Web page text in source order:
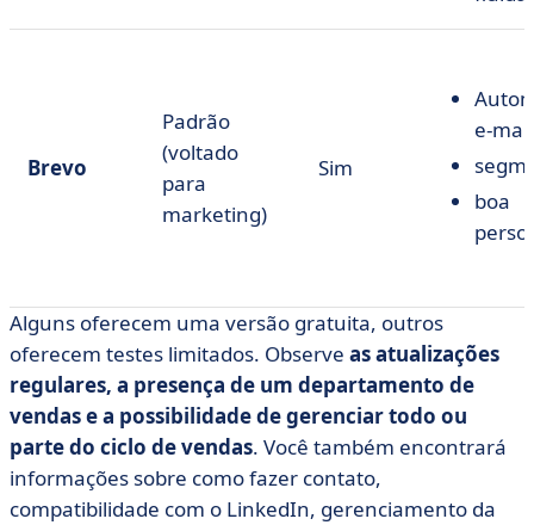
Brevo
Padrão
(voltado
para
marketing)
Sim
e-
boa
Alguns oferecem uma versão gratuita, outros
oferecem testes limitados. Observe as atualizações
regulares, a presença de um departamento de
vendas e a possibilidade de gerenciar todo ou
parte do ciclo de vendas. Você também encontrará
informações sobre como fazer contato,
compatibilidade com o LinkedIn, gerenciamento da